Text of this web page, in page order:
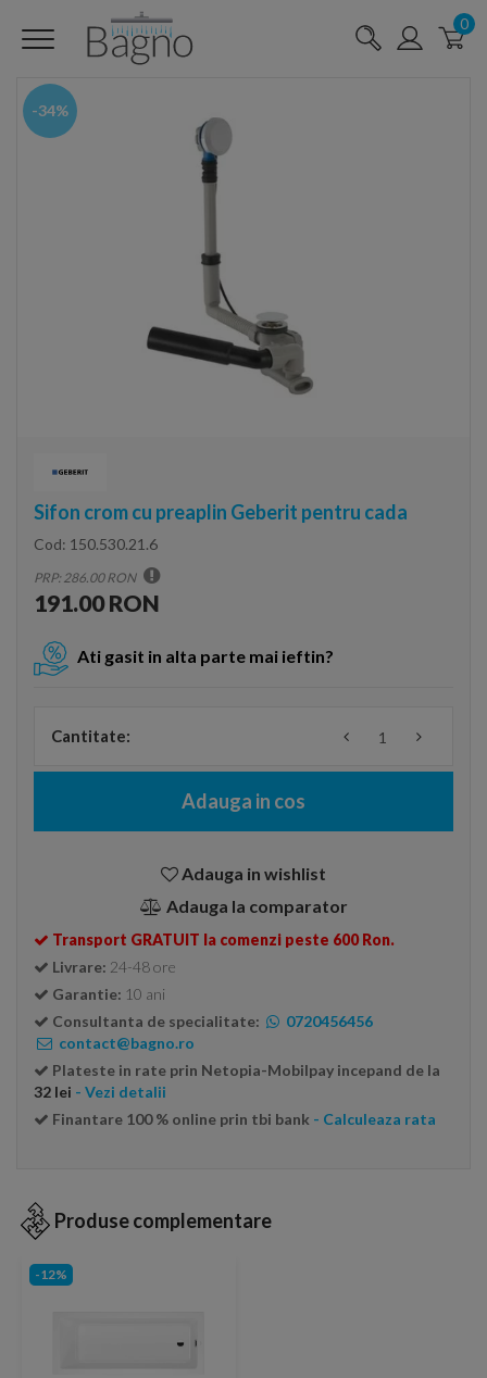
0
-34%
Sifon crom cu preaplin Geberit pentru cada
Cod: 150.530.21.6
PRP: 286.00 RON
191.00 RON
Ati gasit in alta parte mai ieftin?
Cantitate:
Adauga in cos
Adauga in wishlist
Adauga la comparator
Transport GRATUIT la comenzi peste 600 Ron.
Livrare: 24-48 ore
Garantie: 10 ani
Consultanta de specialitate:
0720456456
contact@bagno.ro
Plateste in rate prin Netopia-Mobilpay incepand de la
32 lei - Vezi detalii
Finantare 100 % online prin tbi bank - Calculeaza rata
Produse complementare
-12%